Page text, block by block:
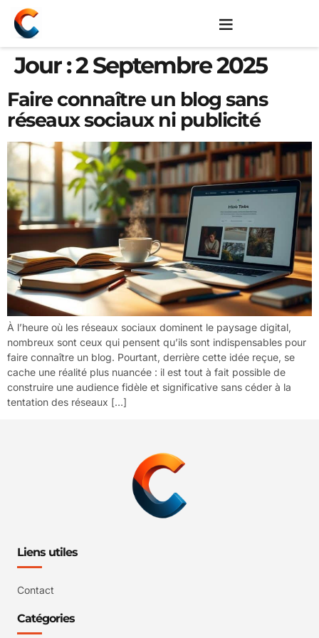
Jour :2 Septembre 2025
Faire connaître un blog sans
réseaux sociaux ni publicité
À l’heure où les réseaux sociaux dominent le paysage digital,
nombreux sont ceux qui pensent qu’ils sont indispensables pour
faire connaître un blog. Pourtant, derrière cette idée reçue, se
cache une réalité plus nuancée : il est tout à fait possible de
construire une audience fidèle et significative sans céder à la
tentation des réseaux […]
Liens utiles
Contact
Catégories